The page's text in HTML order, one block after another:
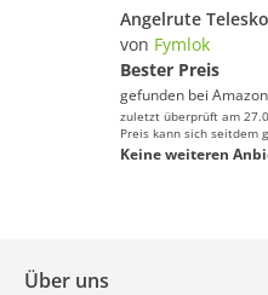
von Fymlok
Bester Preis
gefunden bei Amazon
zuletzt überprüft am
Preis kann sich seitdem
Keine weiteren
Über uns